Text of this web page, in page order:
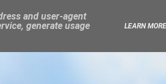
and user-agent
generate usage
LEARN MORE